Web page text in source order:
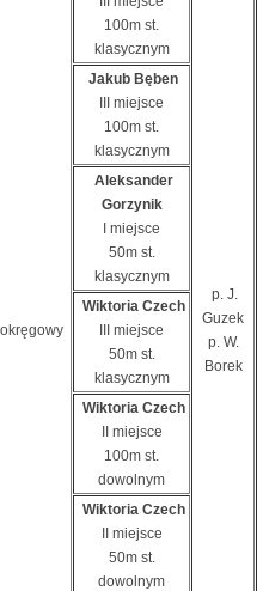
okręgowy
p. J.
Guzek
p. W.
Borek
100m st.
klasycznym
Jakub Bęben
III miejsce
100m st.
klasycznym
Aleksander
Gorzynik
I miejsce
50m st.
klasycznym
Wiktoria Czech
III miejsce
50m st.
klasycznym
Wiktoria Czech
II miejsce
100m st.
dowolnym
Wiktoria Czech
II miejsce
50m st.
dowolnym